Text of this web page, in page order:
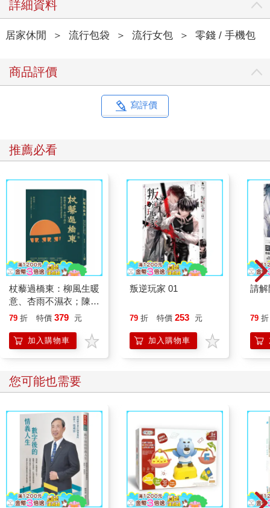
詳細資料
居家休閒 ＞ 流行包袋 ＞ 流行女包 ＞ 零錢 / 手機包
商品評價
寫評價
推薦必看
杖藜過橋東：柳風生暖
意、杏雨不濕衣；陳亮
恭談以心轉境的適齡漫
79 折 特價 379 元
加入購物車
叛逆玩家 01
79 折 特價 253 元
加入購物車
請解
79 折
您可能也需要